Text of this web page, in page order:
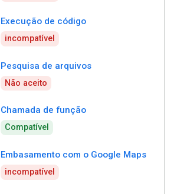
Execução de código
incompatível
Pesquisa de arquivos
Não aceito
Chamada de função
Compatível
Embasamento com o Google Maps
incompatível